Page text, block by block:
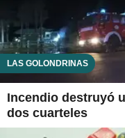
LAS GOLONDRINAS
Incendio destruyó
dos cuarteles